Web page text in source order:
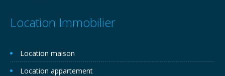
Location Immobilier
Location maison
Location appartement